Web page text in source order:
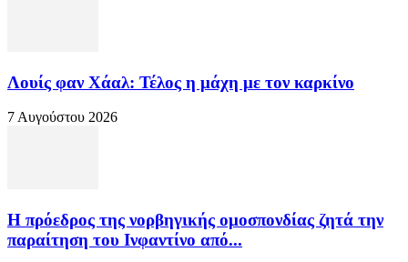
Λουίς φαν Χάαλ: Τέλος η μάχη με τον καρκίνο
7 Αυγούστου 2026
Η πρόεδρος της νορβηγικής ομοσπονδίας ζητά την
παραίτηση του Ινφαντίνο από...